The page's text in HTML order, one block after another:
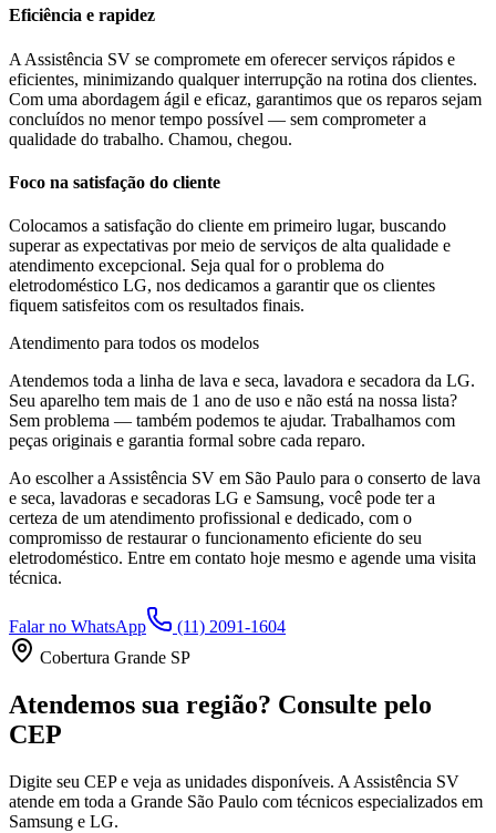
Eficiência e rapidez
A Assistência SV se compromete em oferecer serviços rápidos e
eficientes, minimizando qualquer interrupção na rotina dos clientes.
Com uma abordagem ágil e eficaz, garantimos que os reparos sejam
concluídos no menor tempo possível — sem comprometer a
qualidade do trabalho. Chamou, chegou.
Foco na satisfação do cliente
Colocamos a satisfação do cliente em primeiro lugar, buscando
superar as expectativas por meio de serviços de alta qualidade e
atendimento excepcional. Seja qual for o problema do
eletrodoméstico LG, nos dedicamos a garantir que os clientes
fiquem satisfeitos com os resultados finais.
Atendimento para todos os modelos
Atendemos toda a linha de lava e seca, lavadora e secadora da LG.
Seu aparelho tem mais de 1 ano de uso e não está na nossa lista?
Sem problema — também podemos te ajudar. Trabalhamos com
peças originais e garantia formal sobre cada reparo.
Ao escolher a Assistência SV em São Paulo para o conserto de lava
e seca, lavadoras e secadoras LG e Samsung, você pode ter a
certeza de um atendimento profissional e dedicado, com o
compromisso de restaurar o funcionamento eficiente do seu
eletrodoméstico. Entre em contato hoje mesmo e agende uma visita
técnica.
Falar no WhatsApp
(11) 2091-1604
Cobertura Grande SP
Atendemos sua região? Consulte pelo
CEP
Digite seu CEP e veja as unidades disponíveis. A Assistência SV
atende em toda a Grande São Paulo com técnicos especializados em
Samsung e LG.